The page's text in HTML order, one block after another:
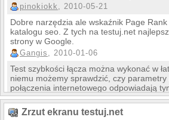
pinokiokk , 2010-05-21
Dobre narzędzia ale wskaźnik Page
katalogu seo. Z tych na testuj.net
strony w Google.
Gangis , 2010-01-06
Test szybkości łącza można wykonać w
niemu możemy sprawdzić, czy parametry
połączenia internetowego odpowiadają
z naszym dostawcą internetu.
Szybkość łącza, 2009-12-23
Zrzut ekranu testuj.net